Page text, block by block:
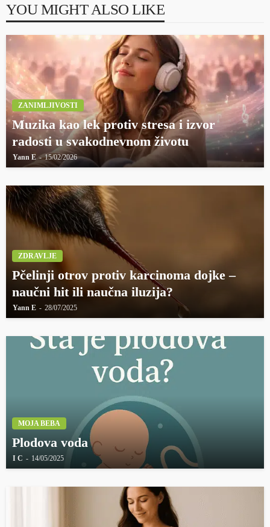
YOU MIGHT ALSO LIKE
ZANIMLJIVOSTI
Muzika kao lek protiv stresa i izvor
radosti u svakodnevnom životu
Yann E 15/02/2026
ZDRAVLJE
Pčelinji otrov protiv karcinoma dojke –
naučni hit ili naučna iluzija?
Yann E 28/07/2025
MOJA BEBA
Plodova voda
I C 14/05/2025